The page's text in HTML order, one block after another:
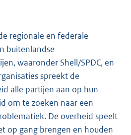
regionale en federale
buitenlandse
waaronder Shell/SPDC, en
spreekt de
alle partijen aan op hun
om te zoeken naar een
De overheid speelt
op gang brengen en houden